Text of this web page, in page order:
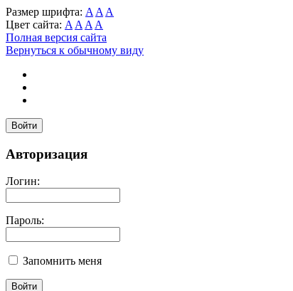
Размер шрифта: A A A
Цвет сайта: A A A A
Полная версия сайта
Вернуться к обычному виду
Войти
Авторизация
Логин:
Пароль:
Запомнить меня